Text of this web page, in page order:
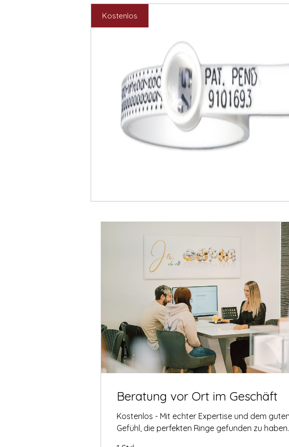
Kostenlos
Beratung vor Ort im Geschäft
Kostenlos - Mit echter Expertise und dem guten
Gefühl, die perfekten Ringe gefunden zu haben.